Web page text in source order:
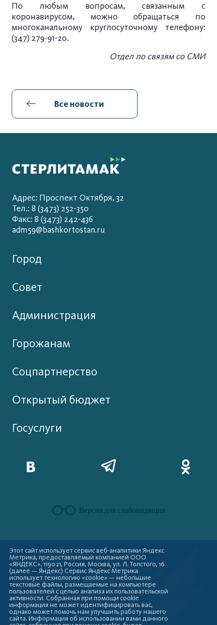
По любым вопросам, связанным с
коронавирусом, можно обращаться по
многоканальному круглосуточному телефону:
(347) 279-91-20.
Отдел по связям со СМИ
Все новости
Адрес: Проспект Октября, 32
Тел.: 8 (3473) 252-350
Факс: 8 (3473) 242-436
adm59@bashkortostan.ru
Город
Совет
Администрация
Горожанам
Соцпартнерство
Открытый бюджет
Госуслуги
Версия для слабовидящих
Этот сайт использует сервис веб-аналитики Яндекс
Метрика, предоставляемый компанией ООО
«ЯНДЕКС», 119021, Россия, Москва, ул. Л. Толстого, 16
(далее — Яндекс) Сервис Яндекс Метрика
использует технологию «cookie» — небольшие
текстовые файлы, размещаемые на компьютере
пользователей с целью анализа их пользовательской
активности. Собранная при помощи cookie
информация не может идентифицировать вас,
однако может помочь нам улучшить работу нашего
сайта. Информация об использовании вами данного